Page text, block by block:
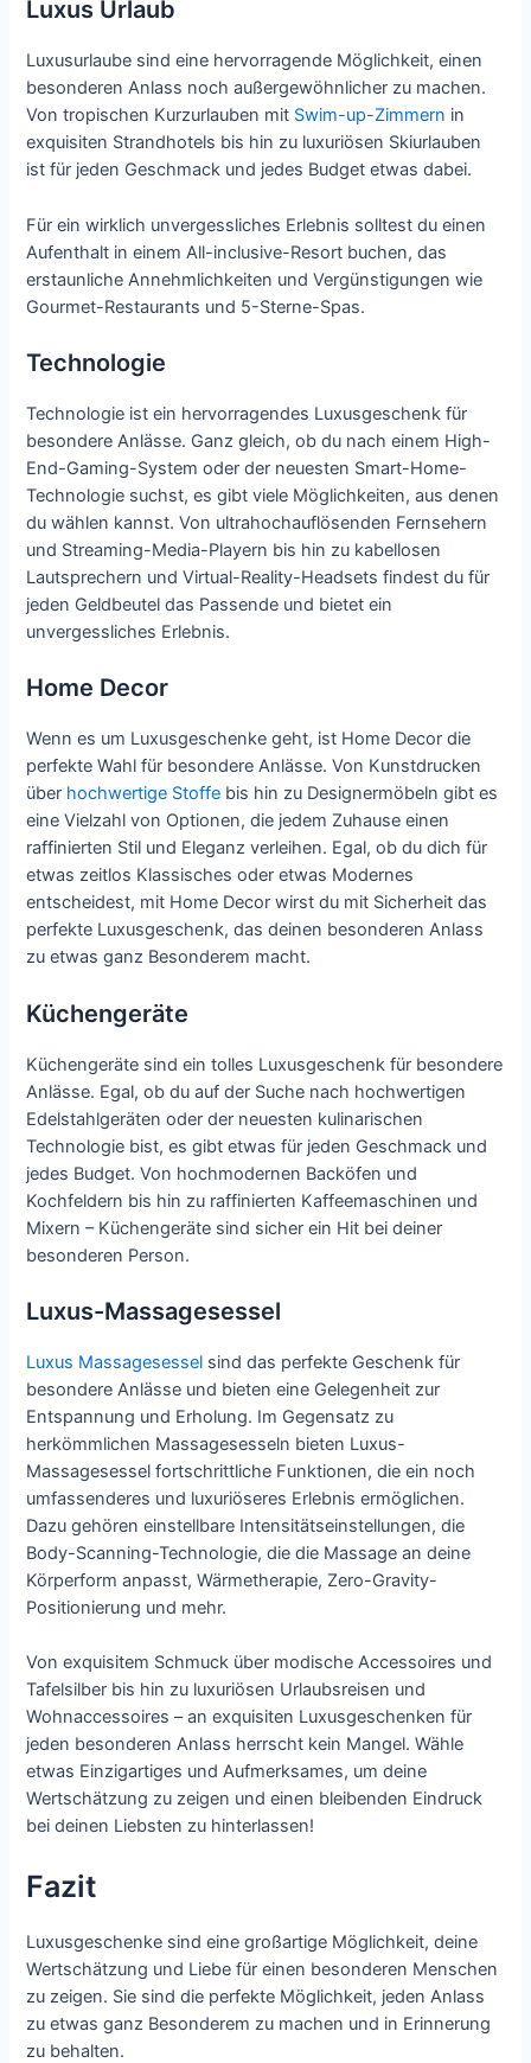
Luxus Urlaub
Luxusurlaube sind eine hervorragende Möglichkeit, einen
besonderen Anlass noch außergewöhnlicher zu machen.
Von tropischen Kurzurlauben mit Swim-up-Zimmern in
exquisiten Strandhotels bis hin zu luxuriösen Skiurlauben
ist für jeden Geschmack und jedes Budget etwas dabei.
Für ein wirklich unvergessliches Erlebnis solltest du einen
Aufenthalt in einem All-inclusive-Resort buchen, das
erstaunliche Annehmlichkeiten und Vergünstigungen wie
Gourmet-Restaurants und 5-Sterne-Spas.
Technologie
Technologie ist ein hervorragendes Luxusgeschenk für
besondere Anlässe. Ganz gleich, ob du nach einem High-
End-Gaming-System oder der neuesten Smart-Home-
Technologie suchst, es gibt viele Möglichkeiten, aus denen
du wählen kannst. Von ultrahochauflösenden Fernsehern
und Streaming-Media-Playern bis hin zu kabellosen
Lautsprechern und Virtual-Reality-Headsets findest du für
jeden Geldbeutel das Passende und bietet ein
unvergessliches Erlebnis.
Home Decor
Wenn es um Luxusgeschenke geht, ist Home Decor die
perfekte Wahl für besondere Anlässe. Von Kunstdrucken
über hochwertige Stoffe bis hin zu Designermöbeln gibt es
eine Vielzahl von Optionen, die jedem Zuhause einen
raffinierten Stil und Eleganz verleihen. Egal, ob du dich für
etwas zeitlos Klassisches oder etwas Modernes
entscheidest, mit Home Decor wirst du mit Sicherheit das
perfekte Luxusgeschenk, das deinen besonderen Anlass
zu etwas ganz Besonderem macht.
Küchengeräte
Küchengeräte sind ein tolles Luxusgeschenk für besondere
Anlässe. Egal, ob du auf der Suche nach hochwertigen
Edelstahlgeräten oder der neuesten kulinarischen
Technologie bist, es gibt etwas für jeden Geschmack und
jedes Budget. Von hochmodernen Backöfen und
Kochfeldern bis hin zu raffinierten Kaffeemaschinen und
Mixern – Küchengeräte sind sicher ein Hit bei deiner
besonderen Person.
Luxus-Massagesessel
Luxus Massagesessel sind das perfekte Geschenk für
besondere Anlässe und bieten eine Gelegenheit zur
Entspannung und Erholung. Im Gegensatz zu
herkömmlichen Massagesesseln bieten Luxus-
Massagesessel fortschrittliche Funktionen, die ein noch
umfassenderes und luxuriöseres Erlebnis ermöglichen.
Dazu gehören einstellbare Intensitätseinstellungen, die
Body-Scanning-Technologie, die die Massage an deine
Körperform anpasst, Wärmetherapie, Zero-Gravity-
Positionierung und mehr.
Von exquisitem Schmuck über modische Accessoires und
Tafelsilber bis hin zu luxuriösen Urlaubsreisen und
Wohnaccessoires – an exquisiten Luxusgeschenken für
jeden besonderen Anlass herrscht kein Mangel. Wähle
etwas Einzigartiges und Aufmerksames, um deine
Wertschätzung zu zeigen und einen bleibenden Eindruck
bei deinen Liebsten zu hinterlassen!
Fazit
Luxusgeschenke sind eine großartige Möglichkeit, deine
Wertschätzung und Liebe für einen besonderen Menschen
zu zeigen. Sie sind die perfekte Möglichkeit, jeden Anlass
zu etwas ganz Besonderem zu machen und in Erinnerung
zu behalten.